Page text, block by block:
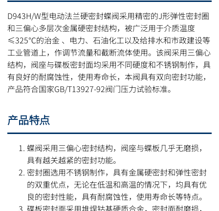
D943H/W型电动法兰硬密封蝶阀采用精密的J形弹性密封圈
和三偏心多层次金属硬密封结构，被广泛用于介质温度
≤325℃的治金 、电力、石油化工以及给排水和市政建设等
工业管道上，作调节流量和截断流体使用。该阀采用三偏心
结构，阀座与碟板密封面均采用不同硬度和不锈钢制作，具
有良好的耐腐蚀性，使用寿命长，本阀具有双向密封功能，
产品符合国家GB/T13927-92阀门压力试验标准。
产品特点
蝶阀采用三偏心密封结构，阀座与蝶板几乎无磨损，
具有越关越紧的密封功能。
密封圈选用不锈钢制作，具有金属硬密封和弹性密封
的双重优点，无论在低温和高温的情况下，均具有优
良的密封性能，具有耐腐蚀性，使用寿命长等特点。
碟板密封面采用堆焊钴基硬质合金，密封面耐磨损，